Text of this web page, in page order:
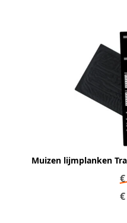
Muizen lijmplanken
€
€